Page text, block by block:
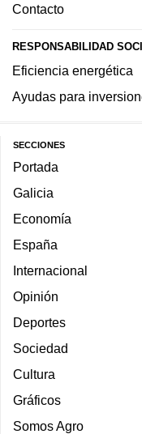
Contacto
RESPONSABILIDAD
Eficiencia energética
Ayudas para
SECCIONES
Portada
Galicia
Economía
España
Internacional
Opinión
Deportes
Sociedad
Cultura
Gráficos
Somos Agro